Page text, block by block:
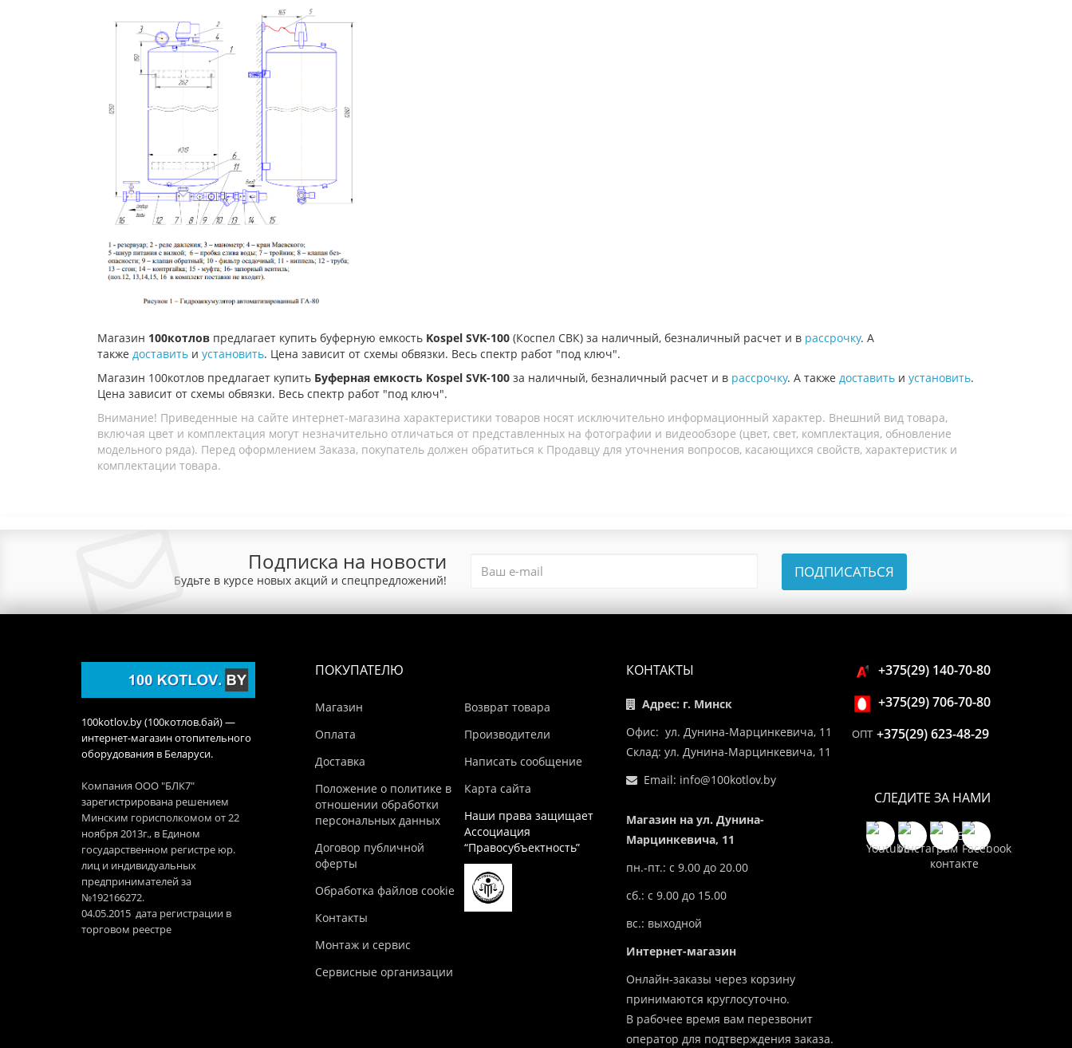
Магазин 100котлов предлагает купить буферную емкость Kospel SVK-100 (Коспел СВК) за наличный, безналичный расчет и в рассрочку. А
также доставить и установить. Цена зависит от схемы обвязки. Весь спектр работ "под ключ".
Магазин 100котлов предлагает купить Буферная емкость Kospel SVK-100 за наличный, безналичный расчет и в рассрочку. А также доставить и установить.
Цена зависит от схемы обвязки. Весь спектр работ "под ключ".
Внимание! Приведенные на сайте интернет-магазина характеристики товаров носят исключительно информационный характер. Внешний вид товара,
включая цвет и комплектация могут незначительно отличаться от представленных на фотографии и видеообзоре (цвет, свет, комплектация, обновление
модельного ряда). Перед оформлением Заказа, покупатель должен обратиться к Продавцу для уточнения вопросов, касающихся свойств, характеристик и
комплектации товара.
Подписка на новости
Будьте в курсе новых акций и спецпредложений! ПОДПИСАТЬСЯ
100kotlov.by (100котлов.бай) —
интернет-магазин отопительного
оборудования в Беларуси.
Компания ООО "БЛК7"
зарегистрирована решением
Минским горисполкомом от 22
ноября 2013г., в Едином
государственном регистре юр.
лиц и индивидуальных
предпринимателей за
№192166272.
04.05.2015 дата регистрации в
торговом реестре
ПОКУПАТЕЛЮ
Магазин
Оплата
Доставка
Положение о политике в
отношении обработки
персональных данных
Договор публичной
оферты
Обработка файлов cookie
Контакты
Монтаж и сервис
Сервисные организации
Возврат товара
Производители
Написать сообщение
Карта сайта
Наши права защищает
Ассоциация
“Правосубъектность”
КОНТАКТЫ
Адрес: г. Минск
Офис: ул. Дунина-Марцинкевича, 11
Склад: ул. Дунина-Марцинкевича, 11
Email: info@100kotlov.by
Магазин на ул. Дунина-
Марцинкевича, 11
пн.-пт.: с 9.00 до 20.00
сб.: с 9.00 до 15.00
вс.: выходной
Интернет-магазин
Онлайн-заказы через корзину
принимаются круглосуточно.
В рабочее время вам перезвонит
оператор для подтверждения заказа.
+375(29) 140-70-80
+375(29) 706-70-80
ОПТ +375(29) 623-48-29
СЛЕДИТЕ ЗА НАМИ